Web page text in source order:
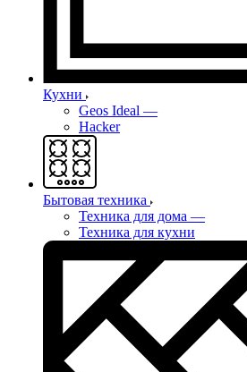
Кухни
Geos Ideal —
Hacker
Бытовая техника
Техника для дома —
Техника для кухни